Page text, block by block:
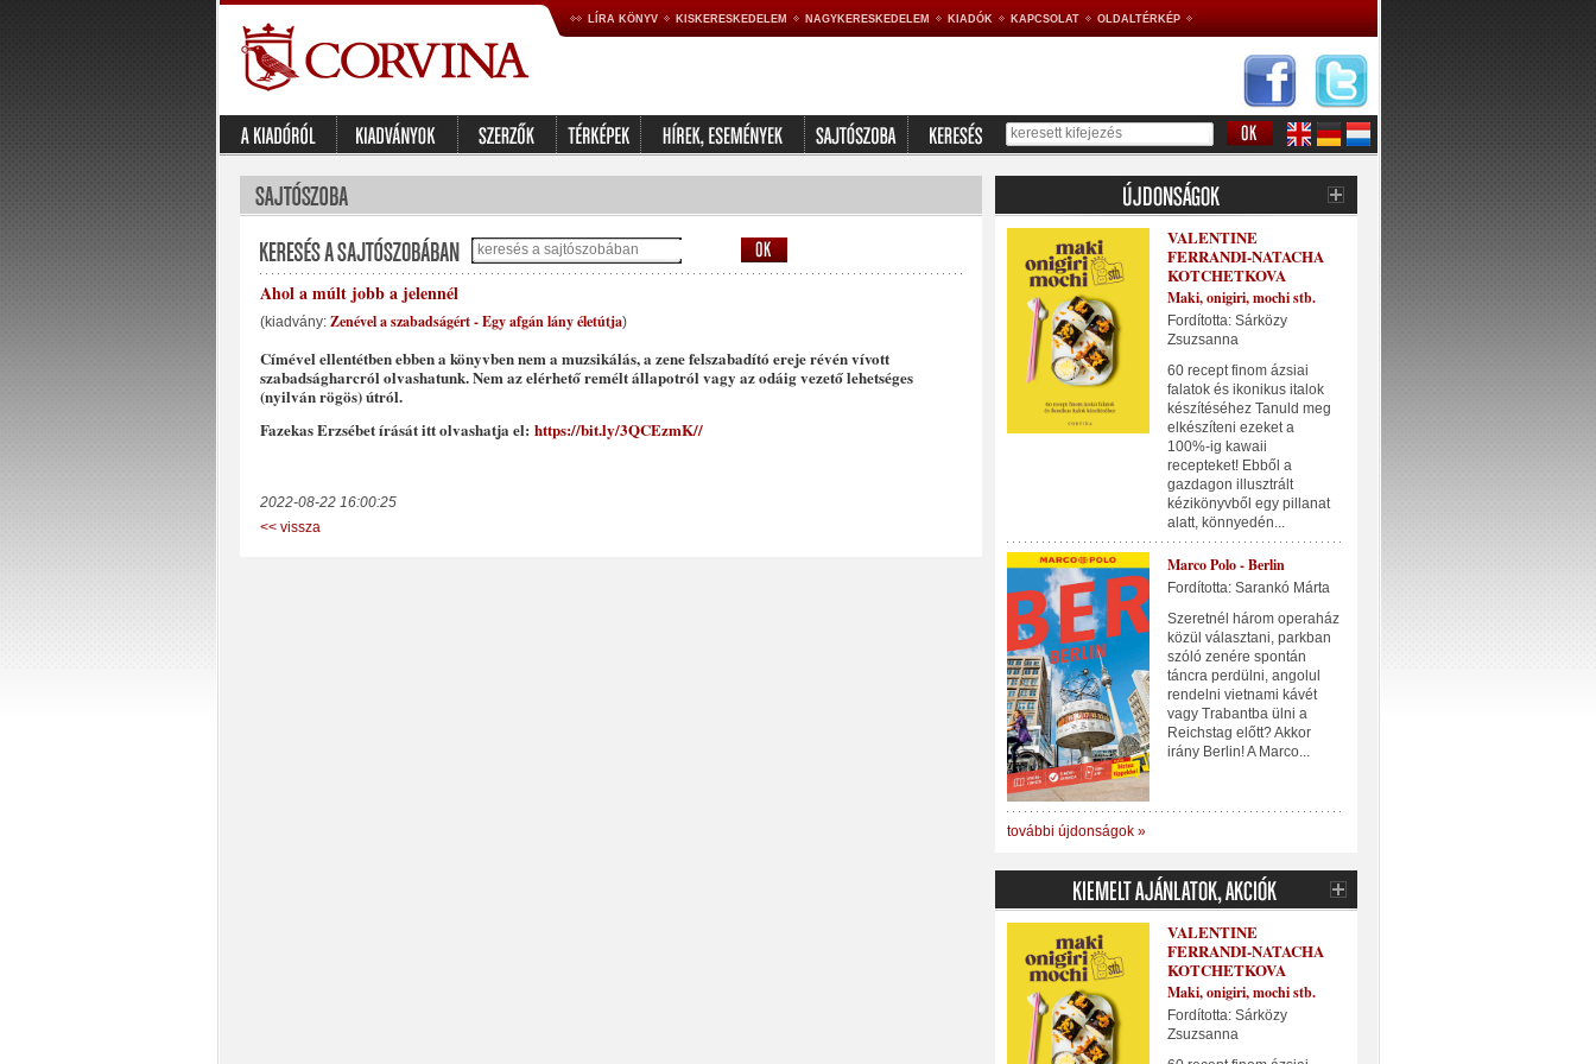
LÍRA KÖNYV KISKERESKEDELEM NAGYKERESKEDELEM KIADÓK KAPCSOLAT OLDALTÉRKÉP
Ahol a múlt jobb a jelennél
(kiadvány: Zenével a szabadságért - Egy afgán lány életútja)
Címével ellentétben ebben a könyvben nem a muzsikálás, a zene felszabadító ereje révén vívott
szabadságharcról olvashatunk. Nem az elérhető remélt állapotról vagy az odáig vezető lehetséges
(nyilván rögös) útról.
Fazekas Erzsébet írását itt olvashatja el: https://bit.ly/3QCEzmK//
2022-08-22 16:00:25
<< vissza
VALENTINE
FERRANDI-NATACHA
KOTCHETKOVA
Maki, onigiri, mochi stb.
Fordította: Sárközy
Zsuzsanna
60 recept finom ázsiai
falatok és ikonikus italok
készítéséhez Tanuld meg
elkészíteni ezeket a
100%-ig kawaii
recepteket! Ebből a
gazdagon illusztrált
kézikönyvből egy pillanat
alatt, könnyedén...
Marco Polo - Berlin
Fordította: Sarankó Márta
Szeretnél három operaház
közül választani, parkban
szóló zenére spontán
táncra perdülni, angolul
rendelni vietnami kávét
vagy Trabantba ülni a
Reichstag előtt? Akkor
irány Berlin! A Marco...
további újdonságok »
VALENTINE
FERRANDI-NATACHA
KOTCHETKOVA
Maki, onigiri, mochi stb.
Fordította: Sárközy
Zsuzsanna